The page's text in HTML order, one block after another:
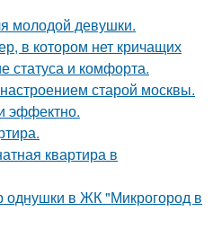
молодой девушки.
в котором нет кричащих
статуса и комфорта.
старой москвы.
эффектно.
квартира в
однушки в ЖК "Микрогород в